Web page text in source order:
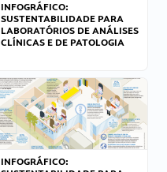
INFOGRÁFICO:
SUSTENTABILIDADE PARA
LABORATÓRIOS DE ANÁLISES
CLÍNICAS E DE PATOLOGIA
INFOGRÁFICO: